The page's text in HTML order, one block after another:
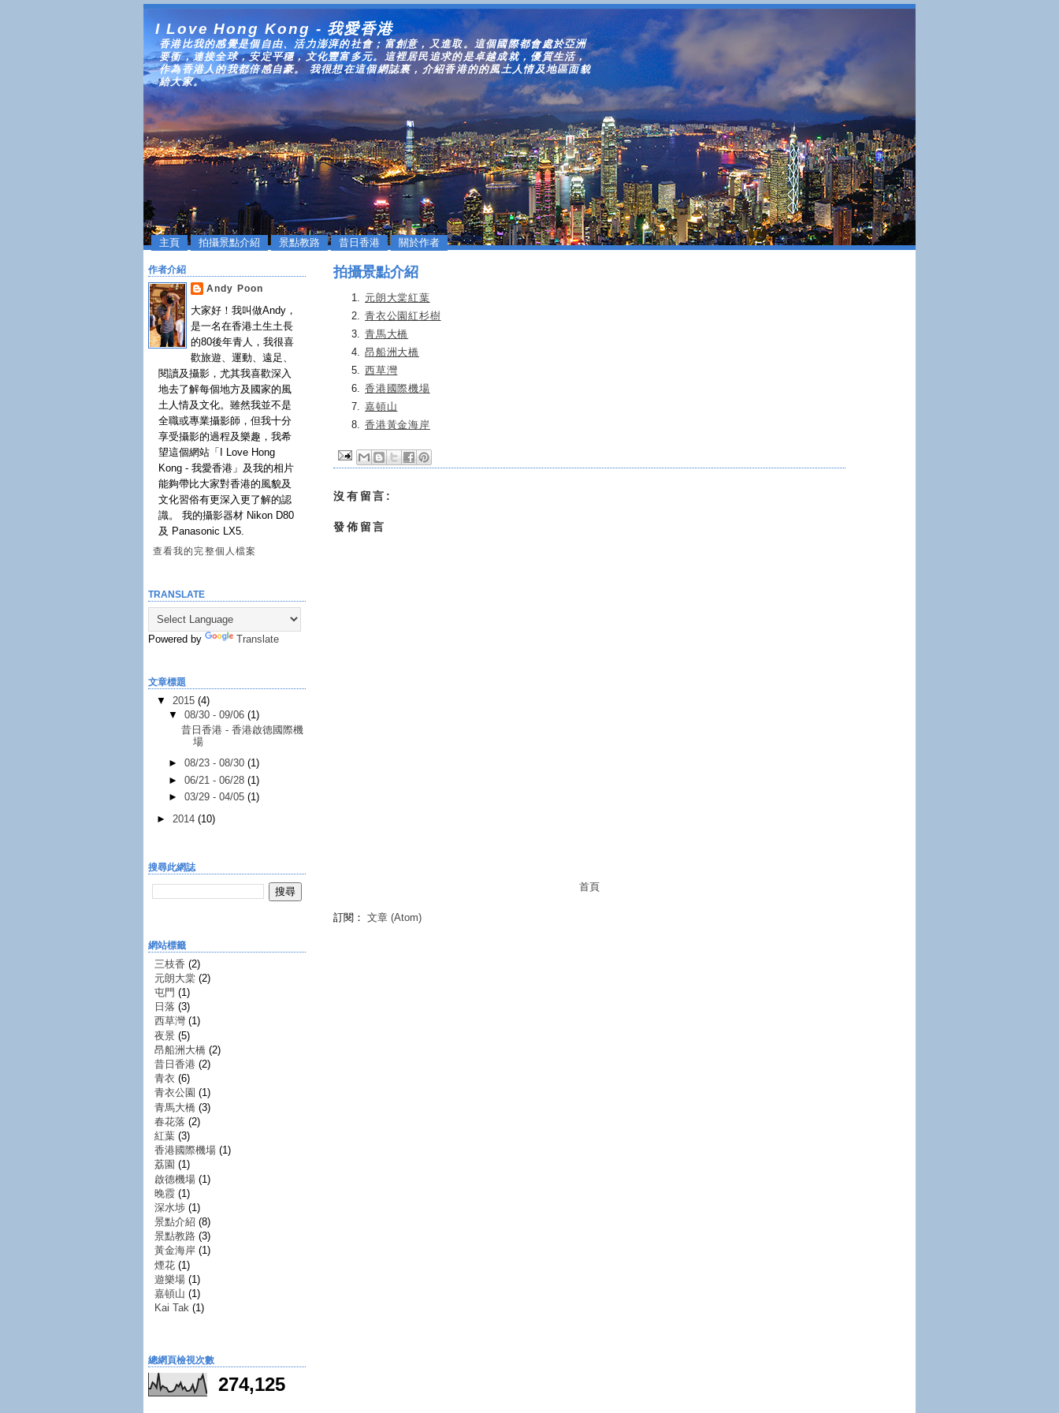
I Love Hong Kong - 我愛香港
香港比我的感覺是個自由、活力澎湃的社會；富創意，又進取。這個國際都會處於亞洲
要衝，連接全球，安定平穩，文化豐富多元。這裡居民追求的是卓越成就，優質生活，
作為香港人的我都倍感自豪。 我很想在這個網誌裏，介紹香港的的風土人情及地區面貌
給大家。
主頁 拍攝景點介紹 景點教路 昔日香港 關於作者
作者介紹
Andy Poon
大家好！我叫做Andy，
是一名在香港土生土長
的80後年青人，我很喜
歡旅遊、運動、遠足、
閱讀及攝影，尤其我喜歡深入
地去了解每個地方及國家的風
土人情及文化。雖然我並不是
全職或專業攝影師，但我十分
享受攝影的過程及樂趣，我希
望這個網站「I Love Hong
Kong - 我愛香港」及我的相片
能夠帶比大家對香港的風貌及
文化習俗有更深入更了解的認
識。 我的攝影器材 Nikon D80
及 Panasonic LX5.
查看我的完整個人檔案
TRANSLATE
Powered by Translate
文章標題
▼ 2015 (4)
▼08/30 - 09/06(1)
昔日香港 - 香港啟德國際機
場
►08/23 - 08/30(1)
►06/21 - 06/28(1)
►03/29 - 04/05(1)
► 2014 (10)
搜尋此網誌
網站標籤
三枝香 (2)
元朗大棠 (2)
屯門 (1)
日落 (3)
西草灣 (1)
夜景 (5)
昂船洲大橋 (2)
昔日香港 (2)
青衣 (6)
青衣公園 (1)
青馬大橋 (3)
春花落 (2)
紅葉 (3)
香港國際機場 (1)
荔園 (1)
啟德機場 (1)
晚霞 (1)
深水埗 (1)
景點介紹 (8)
景點教路 (3)
黃金海岸 (1)
煙花 (1)
遊樂場 (1)
嘉頓山 (1)
Kai Tak (1)
總網頁檢視次數
274,125
拍攝景點介紹
元朗大棠紅葉
青衣公園紅杉樹
青馬大橋
昂船洲大橋
西草灣
香港國際機場
嘉頓山
香港黃金海岸
沒有留言:
發佈留言
首頁
訂閱： 文章 (Atom)